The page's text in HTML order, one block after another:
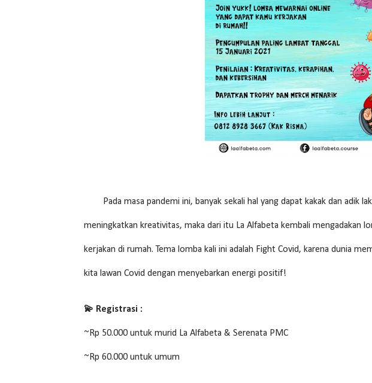
Pada masa pandemi ini, banyak sekali hal yang dapat kakak dan adik
meningkatkan kreativitas, maka dari itu La Alfabeta kembali mengadakan
kerjakan di rumah. Tema lomba kali ini adalah Fight Covid, karena dunia
kita lawan Covid dengan menyebarkan energi positif!
💫 Registrasi :
~Rp 50.000 untuk murid La Alfabeta & Serenata PMC
~Rp 60.000 untuk umum